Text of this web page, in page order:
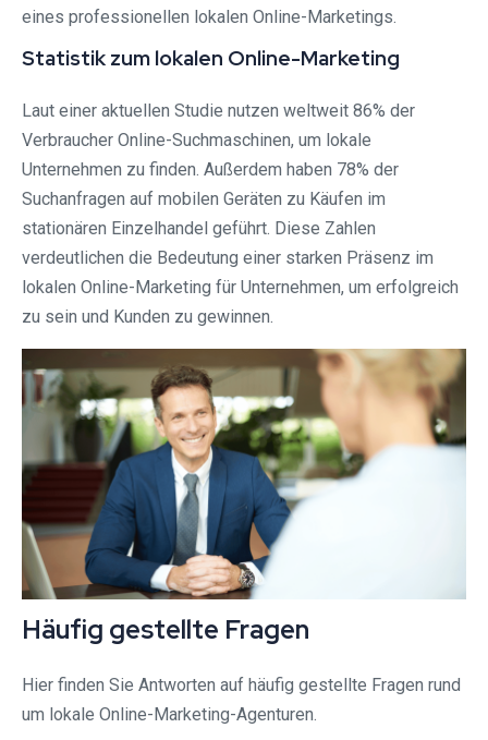
eines professionellen lokalen Online-Marketings.
Statistik zum lokalen Online-Marketing
Laut einer aktuellen Studie nutzen weltweit 86% der
Verbraucher Online-Suchmaschinen, um lokale
Unternehmen zu finden. Außerdem haben 78% der
Suchanfragen auf mobilen Geräten zu Käufen im
stationären Einzelhandel geführt. Diese Zahlen
verdeutlichen die Bedeutung einer starken Präsenz im
lokalen Online-Marketing für Unternehmen, um erfolgreich
zu sein und Kunden zu gewinnen.
Häufig gestellte Fragen
Hier finden Sie Antworten auf häufig gestellte Fragen rund
um lokale Online-Marketing-Agenturen.